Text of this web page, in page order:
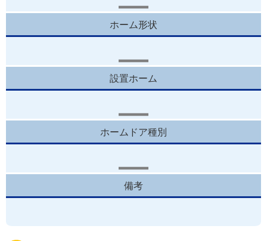
ホーム形状
設置ホーム
ホームドア種別
備考